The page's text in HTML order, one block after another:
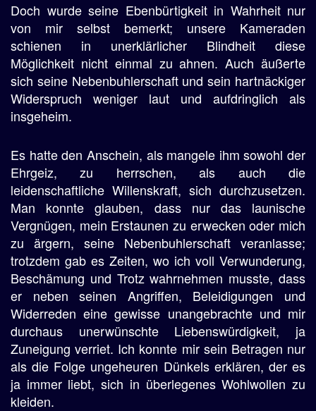
Doch wurde seine Ebenbürtigkeit in Wahrheit nur
von mir selbst bemerkt; unsere Kameraden
schienen in unerklärlicher Blindheit diese
Möglichkeit nicht einmal zu ahnen. Auch äußerte
sich seine Nebenbuhlerschaft und sein hartnäckiger
Widerspruch weniger laut und aufdringlich als
insgeheim.
Es hatte den Anschein, als mangele ihm sowohl der
Ehrgeiz, zu herrschen, als auch die
leidenschaftliche Willenskraft, sich durchzusetzen.
Man konnte glauben, dass nur das launische
Vergnügen, mein Erstaunen zu erwecken oder mich
zu ärgern, seine Nebenbuhlerschaft veranlasse;
trotzdem gab es Zeiten, wo ich voll Verwunderung,
Beschämung und Trotz wahrnehmen musste, dass
er neben seinen Angriffen, Beleidigungen und
Widerreden eine gewisse unangebrachte und mir
durchaus unerwünschte Liebenswürdigkeit, ja
Zuneigung verriet. Ich konnte mir sein Betragen nur
als die Folge ungeheuren Dünkels erklären, der es
ja immer liebt, sich in überlegenes Wohlwollen zu
kleiden.